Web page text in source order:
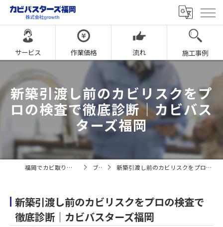
サービス 作業価格 流れ 施工事例
新築引渡し前のカビリスクをプ
ロの検査で徹底診断｜カビバス
ターズ福岡
福岡でカビ取りならカビバスターズ福岡 ブログ 新築引渡し前のカビリスクをプロの検査で徹底診断｜カビバスターズ福岡
新築引渡し前のカビリスクをプロの検査で
徹底診断｜カビバスターズ福岡